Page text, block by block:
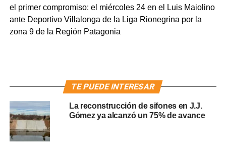
el primer compromiso: el miércoles 24 en el Luis Maiolino
ante Deportivo Villalonga de la Liga Rionegrina por la
zona 9 de la Región Patagonia
TE PUEDE INTERESAR
La reconstrucción de sifones en J.J.
Gómez ya alcanzó un 75% de avance